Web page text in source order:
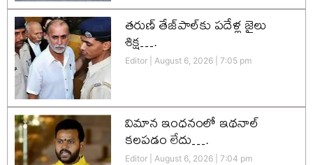
తరుణ్ తేజ్‌పాల్‌కు పదేళ్ల జైలు
శిక్ష….
Editor August 6, 2026 7:05 pm
విమాన ఇంధనంలో ఇథనాల్
కలపడం లేదు….
Editor August 6, 2026 7:04 pm